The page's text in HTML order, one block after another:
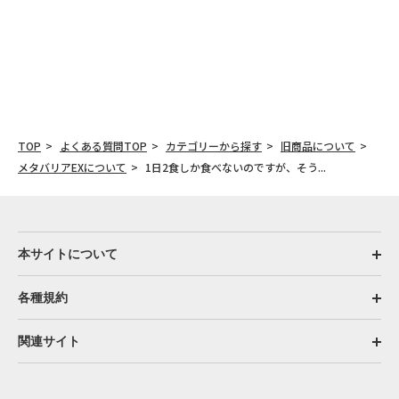
TOP よくある質問TOP カテゴリーから探す
旧商品について
メタバリアEXについて
1日2食しか食べないのですが、そう...
本サイトについて
各種規約
関連サイト